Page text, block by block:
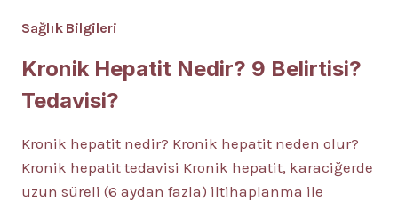
Sağlık Bilgileri
Kronik Hepatit Nedir? 9 Belirtisi?
Tedavisi?
Kronik hepatit nedir? Kronik hepatit neden olur?
Kronik hepatit tedavisi Kronik hepatit, karaciğerde
uzun süreli (6 aydan fazla) iltihaplanma ile